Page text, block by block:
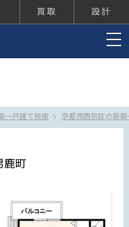
買取 設計
一戸建て検索 京都市西京区の新
鹿町